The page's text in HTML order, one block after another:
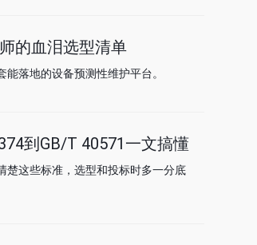
的血泪选型清单
落地的设备预测性维护平台。
到GB/T 40571一文搞懂
楚这些标准，选型和投标时多一分底